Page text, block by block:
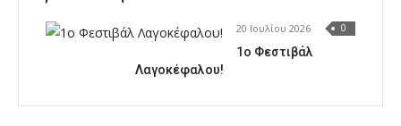
20 Ιουλίου 2026 0
1o Φεστιβάλ
Λαγοκέφαλου!